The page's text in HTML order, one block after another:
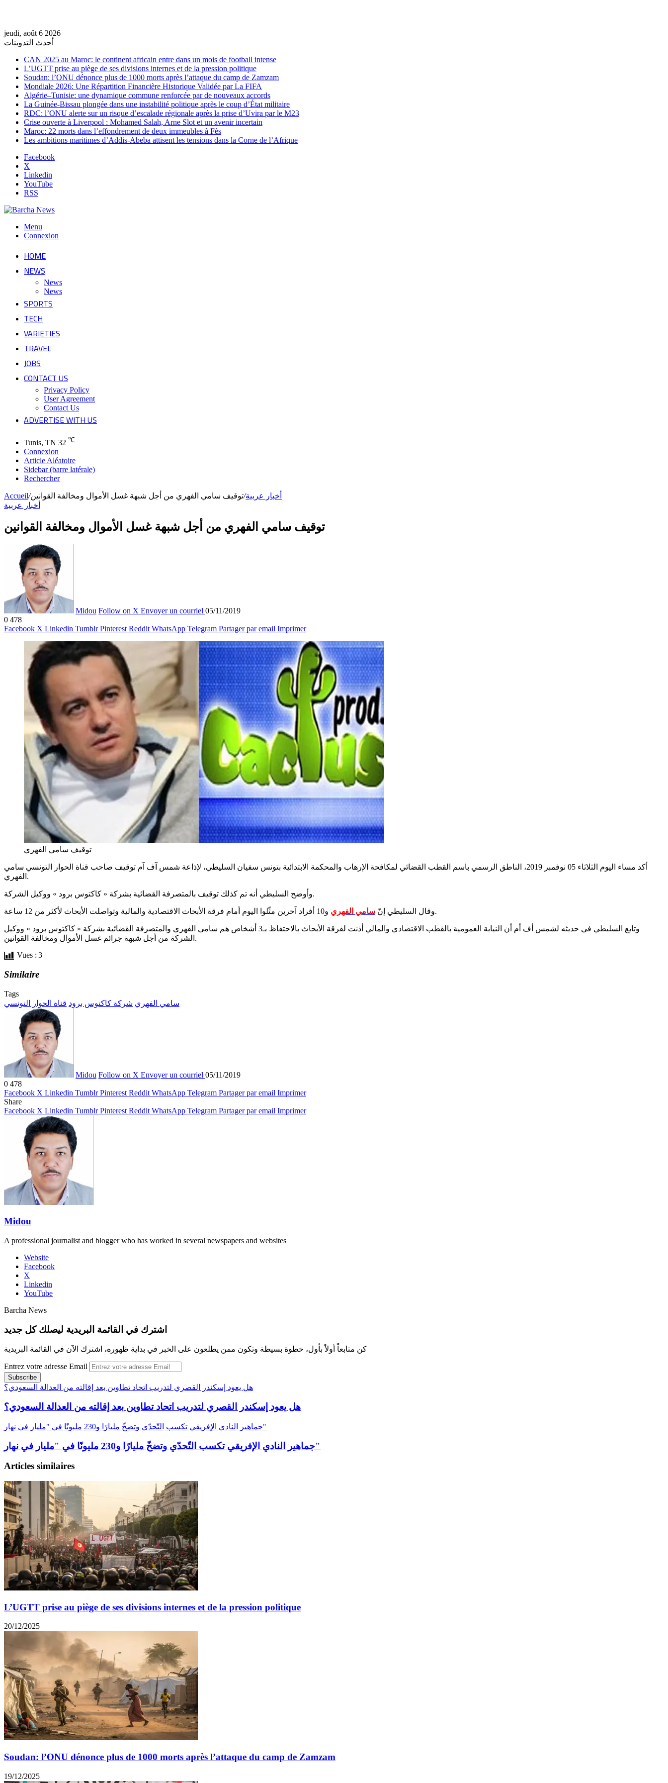
jeudi, août 6 2026
أحدث التدوينات
CAN 2025 au Maroc: le continent africain entre dans un mois de football intense
L’UGTT prise au piège de ses divisions internes et de la pression politique
Soudan: l’ONU dénonce plus de 1000 morts après l’attaque du camp de Zamzam
Mondiale 2026: Une Répartition Financière Historique Validée par La FIFA
Algérie–Tunisie: une dynamique commune renforcée par de nouveaux accords
La Guinée-Bissau plongée dans une instabilité politique après le coup d’État militaire
RDC: l’ONU alerte sur un risque d’escalade régionale après la prise d’Uvira par le M23
Crise ouverte à Liverpool : Mohamed Salah, Arne Slot et un avenir incertain
Maroc: 22 morts dans l’effondrement de deux immeubles à Fès
Les ambitions maritimes d’Addis-Abeba attisent les tensions dans la Corne de l’Afrique
Facebook
X
Linkedin
YouTube
RSS
Menu
Connexion
HOME
NEWS
News
News
SPORTS
TECH
VARIETIES
TRAVEL
JOBS
CONTACT US
Privacy Policy
User Agreement
Contact Us
ADVERTISE WITH US
Tunis, TN 32 ℃
Connexion
Article Aléatoire
Sidebar (barre latérale)
Rechercher
Accueil/ أخبار عربية/توقيف سامي الفهري من أجل شبهة غسل الأموال ومخالفة القوانين
أخبار عربية
توقيف سامي الفهري من أجل شبهة غسل الأموال ومخالفة القوانين
Midou Follow on X Envoyer un courriel 05/11/2019
0 478
Facebook X Linkedin Tumblr Pinterest Reddit WhatsApp Telegram Partager par email Imprimer
توقيف سامي الفهري
أكد مساء اليوم الثلاثاء 05 نوفمبر 2019، الناطق الرسمي باسم القطب القضائي لمكافحة الإرهاب والمحكمة الابتدائية بتونس سفيان السليطي، لإذاعة شمس آف آم توقيف صاحب قناة الحوار التونسي سامي
الفهري.
وأوضح السليطي أنه تم كذلك توقيف بالمتصرفة القضائية بشركة « كاكتوس برود » ووكيل الشركة.
وقال السليطي إنّ سامي الفهري و10 أفراد آخرين مثّلوا اليوم أمام فرقة الأبحاث الاقتصادية والمالية وتواصلت الأبحاث لأكثر من 12 ساعة.
وتابع السليطي في حديثه لشمس أف أم أن النيابة العمومية بالقطب الاقتصادي والمالي أذنت لفرقة الأبحاث بالاحتفاظ بـ3 أشخاص هم سامي الفهري والمتصرفة القضائية بشركة « كاكتوس برود » ووكيل
الشركة من أجل شبهة جرائم غسل الأموال ومخالفة القوانين.
Vues : 3
Similaire
Tags
سامي الفهري شركة كاكتوس برود قناة الحوار التونسي
Midou Follow on X Envoyer un courriel 05/11/2019
0 478
Facebook X Linkedin Tumblr Pinterest Reddit WhatsApp Telegram Partager par email Imprimer
Share
Facebook X Linkedin Tumblr Pinterest Reddit WhatsApp Telegram Partager par email Imprimer
Midou
A professional journalist and blogger who has worked in several newspapers and websites
Website
Facebook
X
Linkedin
YouTube
Barcha News
اشترك في القائمة البريدية ليصلك كل جديد
كن متابعاً أولاً بأول، خطوة بسيطة وتكون ممن يطلعون على الخبر في بداية ظهوره، اشترك الآن في القائمة البريدية
Entrez votre adresse Email
هل يعود إسكندر القصري لتدريب اتحاد تطاوين بعد إقالته من العدالة السعودي؟
هل يعود إسكندر القصري لتدريب اتحاد تطاوين بعد إقالته من العدالة السعودي؟
جماهير النادي الإفريقي تكسب التّحدّي وتضخّ مليارًا و230 مليونًا في "مليار في نهار"
جماهير النادي الإفريقي تكسب التّحدّي وتضخّ مليارًا و230 مليونًا في "مليار في نهار"
Articles similaires
L’UGTT prise au piège de ses divisions internes et de la pression politique
20/12/2025
Soudan: l’ONU dénonce plus de 1000 morts après l’attaque du camp de Zamzam
19/12/2025